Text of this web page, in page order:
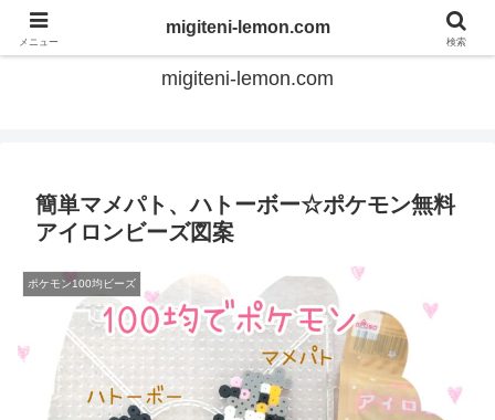
てのひらアイロンビーズ
migiteni-lemon.com
簡単マメパト、ハトーボー☆ポケモン無料
アイロンビーズ図案
ポケモン100均ビーズ
メニュー
migiteni-lemon.com
検索